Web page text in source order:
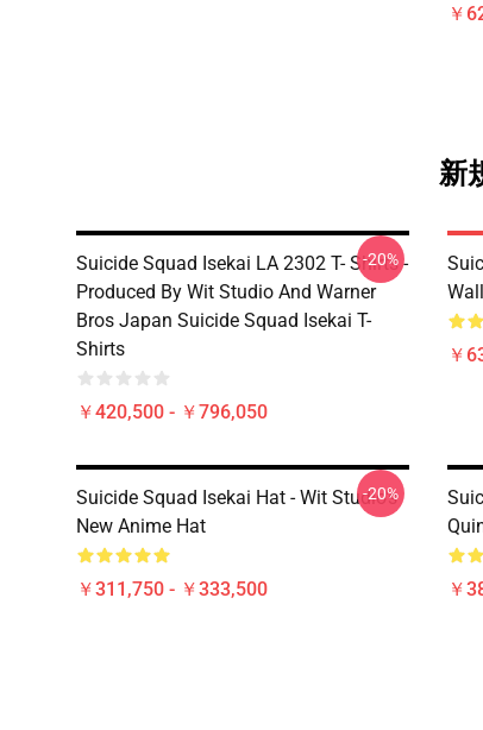
￥
新
Suicide Squad Isekai LA 2302 T- Shirts -
Produced By Wit Studio And Warner
Bros Japan Suicide Squad Isekai T-
Shirts
￥420,500 - ￥796,050
-20%
￥
Suicide Squad Isekai Hat - Wit Studio's
New Anime Hat
￥311,750 - ￥333,500
-20%
￥